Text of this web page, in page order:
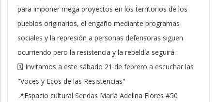
para imponer mega proyectos en los territorios de los
pueblos originarios, el engaño mediante programas
sociales y la represión a personas defensoras siguen
ocurriendo pero la resistencia y la rebeldía seguirá.
🗓️ Invitamos a este sábado 21 de febrero a escuchar las
"Voces y Ecos de las Resistencias"
📍Espacio cultural Sendas María Adelina Flores #50